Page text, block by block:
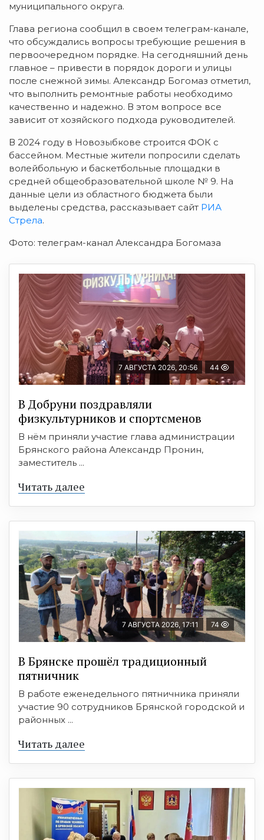
муниципального округа.
Глава региона сообщил в своем телеграм-канале,
что обсуждались вопросы требующие решения в
первоочередном порядке. На сегодняшний день
главное – привести в порядок дороги и улицы
после снежной зимы. Александр Богомаз отметил,
что выполнить ремонтные работы необходимо
качественно и надежно. В этом вопросе все
зависит от хозяйского подхода руководителей.
В 2024 году в Новозыбкове строится ФОК с
бассейном. Местные жители попросили сделать
волейбольную и баскетбольные площадки в
средней общеобразовательной школе № 9. На
данные цели из областного бюджета были
выделены средства, рассказывает сайт РИА
Стрела.
Фото: телеграм-канал Александра Богомаза
7 АВГУСТА 2026, 20:56 44
В Добруни поздравляли
физкультурников и спортсменов
В нём приняли участие глава администрации
Брянского района Александр Пронин,
заместитель ...
Читать далее
7 АВГУСТА 2026, 17:11 74
В Брянске прошёл традиционный
пятничник
В работе еженедельного пятничника приняли
участие 90 сотрудников Брянской городской и
районных ...
Читать далее